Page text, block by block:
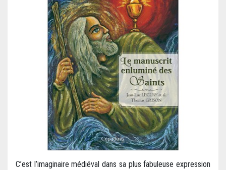
C’est l’imaginaire médiéval dans sa plus fabuleuse expression